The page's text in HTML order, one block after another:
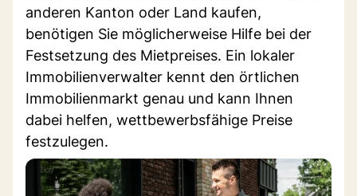
anderen Kanton oder Land kaufen,
benötigen Sie möglicherweise Hilfe bei der
Festsetzung des Mietpreises. Ein lokaler
Immobilienverwalter kennt den örtlichen
Immobilienmarkt genau und kann Ihnen
dabei helfen, wettbewerbsfähige Preise
festzulegen.